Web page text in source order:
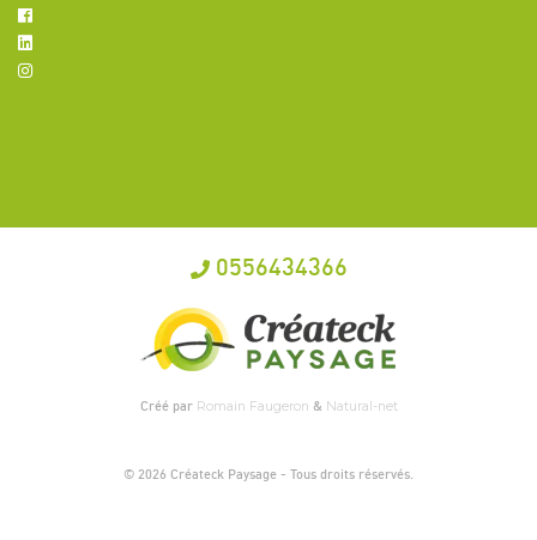
0556434366
Créé par Romain Faugeron & Natural-net
© 2026 Créateck Paysage - Tous droits réservés.